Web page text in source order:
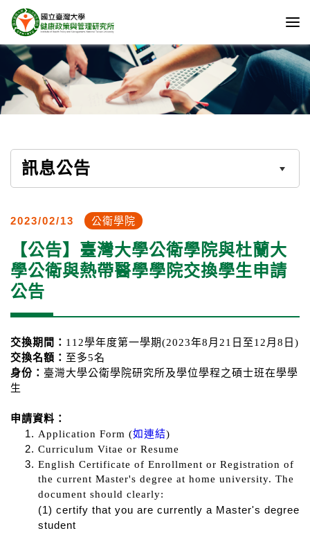
訊息公告
2023/02/13 公衛學院
【公告】臺灣大學公衛學院與杜蘭大
學公衛與熱帶醫學學院交換學生申請
公告
交換期間： 112學年度第一學期(2023年8 月 21 日至12 月 8 日 )
交換名額： 至多5名
身份： 臺灣大學公衛學院研究所及學位學程之碩士班在學學
生
申請資料：
Application Form (如連結)
Curriculum Vitae or Resume
English Certificate of Enrollment or Registration of
the current Master's degree at home university. The
document should clearly:
(1) certify that you are currently a Master's degree
student